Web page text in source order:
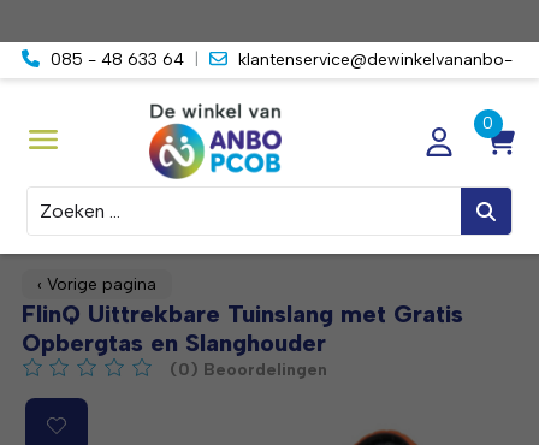
085 - 48 633 64
klantenservice@dewinkelvananbo-
Zoeken
‹ Vorige pagina
FlinQ Uittrekbare Tuinslang met Gratis
Opbergtas en Slanghouder
De beoordeling van dit product is0van de 5
(0) Beoordelingen
Product image slideshow Items